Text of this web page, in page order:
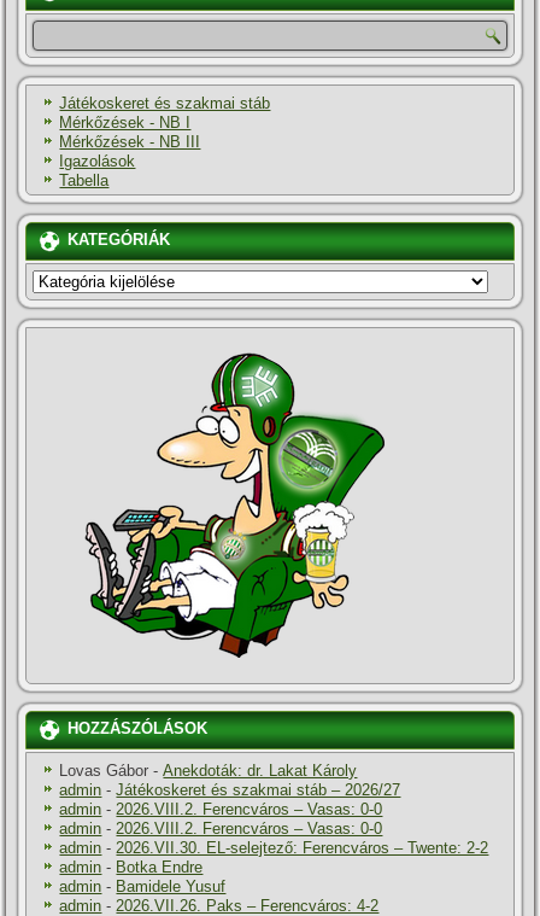
Játékoskeret és szakmai stáb
Mérkőzések - NB I
Mérkőzések - NB III
Igazolások
Tabella
KATEGÓRIÁK
KATEGÓRIÁK
HOZZÁSZÓLÁSOK
Lovas Gábor -Anekdoták: dr. Lakat Károly
admin -Játékoskeret és szakmai stáb – 2026/27
admin - 2026.VIII.2. Ferencváros – Vasas: 0-0
admin - 2026.VIII.2. Ferencváros – Vasas: 0-0
admin - 2026.VII.30. EL-selejtező: Ferencváros – Twente: 2-2
admin - Botka Endre
admin - Bamidele Yusuf
admin - 2026.VII.26. Paks – Ferencváros: 4-2